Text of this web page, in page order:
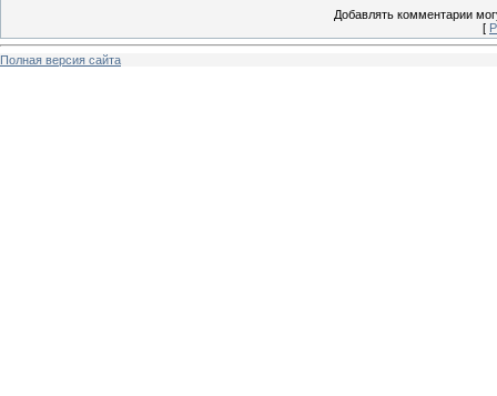
Добавлять комментарии
[
Полная версия сайта